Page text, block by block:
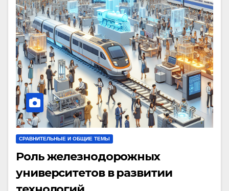
СРАВНИТЕЛЬНЫЕ И ОБЩИЕ ТЕМЫ
Роль железнодорожных
университетов в развитии